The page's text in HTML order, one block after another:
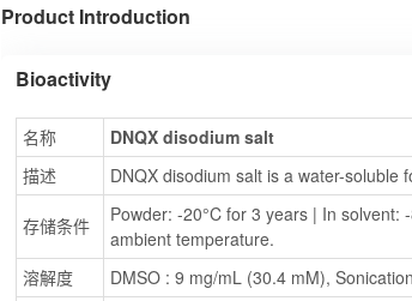
Product Introduction
Bioactivity
名称
DNQX disodium salt
描述
DNQX disodium salt is a water-soluble
存储条件
Powder: -20°C for 3 years | In solvent:
ambient temperature.
溶解度
DMSO : 9 mg/mL (30.4 mM),